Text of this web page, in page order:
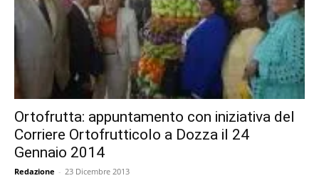
Ortofrutta: appuntamento con iniziativa del
Corriere Ortofrutticolo a Dozza il 24
Gennaio 2014
Redazione - 23 Dicembre 2013